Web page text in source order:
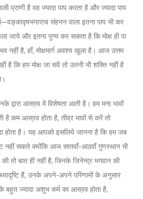
प्राणी है वह ज्यादा पाप करता है और ज्यादा पाप
संहनन वाला इतना पाप भी कर
जाये और इतना पुण्य कर सकता है कि मोक्ष ही पा
नहीं है, हाँ, मोक्षमार्ग अवश्य खुला है। आज उत्तम
है कि हम मोक्ष जा सवें तो उतनी भी शक्ति नहीं है
द्वारा आस्रव में विशेषता आती है। हम मन्द भावों
है कम आस्रव होता है, तीव्र भावों से करें तो
होता है। यह आपको इसलिये जानना है कि हम जब
सकते क्योंकि आज सातवाँ-आठवाँ गुणस्थान भी
तो बात ही नहीं है, जिनके जिनेन्द्र भगवान की
हैं, उनके अपने-अपने परिणामों के अनुसार
बहुत ज्यादा अशुभ कर्म का आस्रव होता है,